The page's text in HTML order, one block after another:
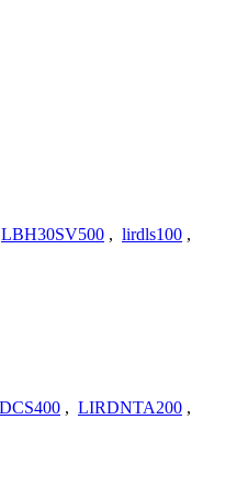
LBH30SV500 , lirdls100 ,
, LIRDNTA200 ,